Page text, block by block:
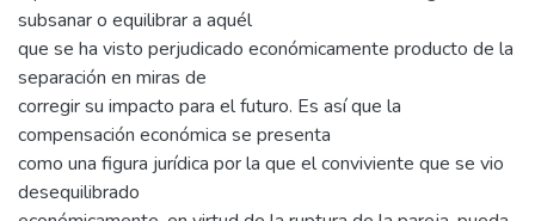
subsanar o equilibrar a aquél
que se ha visto perjudicado económicamente producto de la
separación en miras de
corregir su impacto para el futuro. Es así que la
compensación económica se presenta
como una figura jurídica por la que el conviviente que se vio
desequilibrado